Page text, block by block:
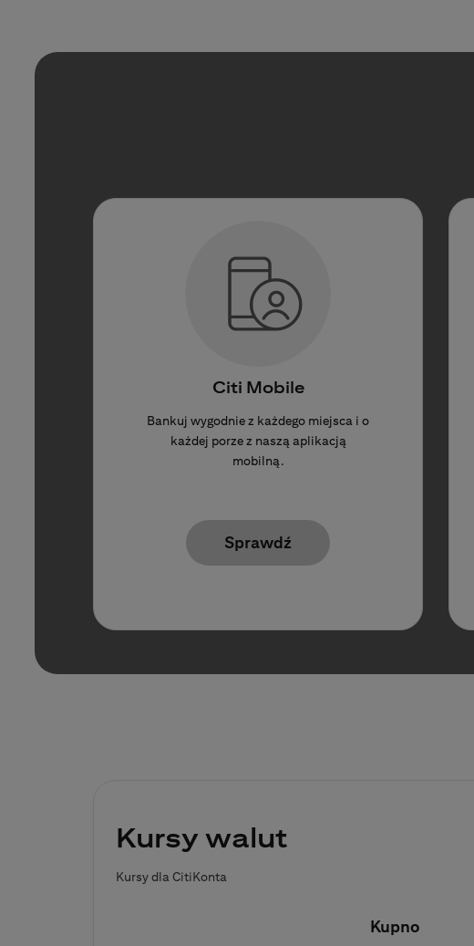
Citi Mobile
Bankuj wygodnie z każdego miejsca i o
każdej porze z naszą aplikacją
mobilną.
Sprawdź
Kursy walut
Kursy dla CitiKonta
Kupno